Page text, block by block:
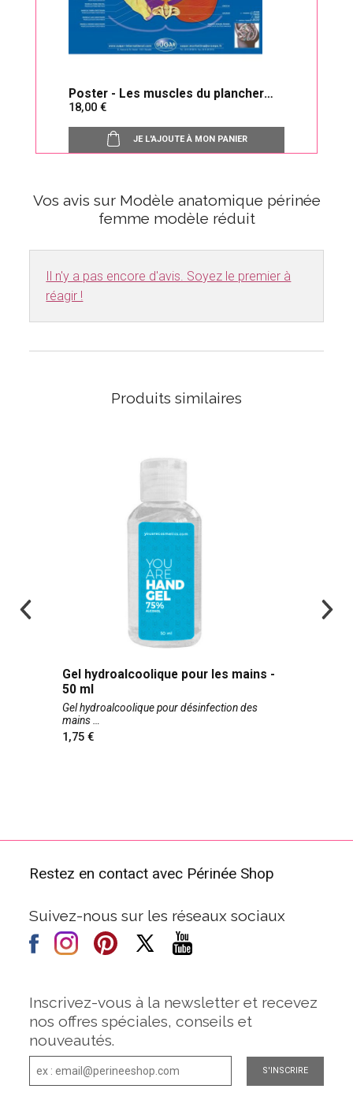
Poster - Les muscles du plancher
pelvien
18,00
JE L'AJOUTE À MON PANIER
Vos avis sur Modèle anatomique périnée
femme modèle réduit
Il n'y a pas encore d'avis. Soyez le premier à
réagir !
Produits similaires
Gel hydroalcoolique pour les mains -
50 ml
Gel hydroalcoolique pour désinfection des
mains
1,75
Restez en contact avec Périnée Shop
Suivez-nous sur les réseaux sociaux
Inscrivez-vous à la newsletter et recevez
nos offres spéciales, conseils et
nouveautés.
S'INSCRIRE